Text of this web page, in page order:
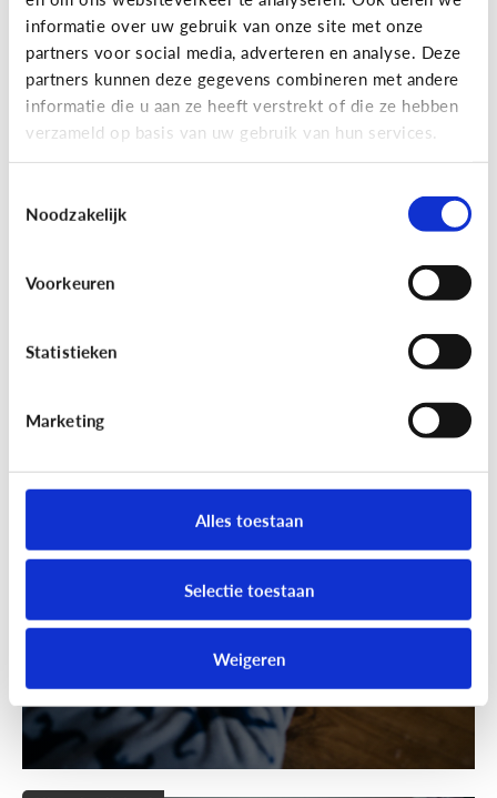
informatie over uw gebruik van onze site met onze
partners voor social media, adverteren en analyse. Deze
partners kunnen deze gegevens combineren met andere
informatie die u aan ze heeft verstrekt of die ze hebben
verzameld op basis van uw gebruik van hun services.
Noodzakelijk
Voorkeuren
Statistieken
Marketing
Alles toestaan
Selectie toestaan
Weigeren
Bijzonder digitaal
Mijn kind is slechtziend of blind.
Welke apps of toepassingen
Mijn kind heeft moeite met
schrijven en spelling. Welke apps
of toepassingen kunnen helpen?